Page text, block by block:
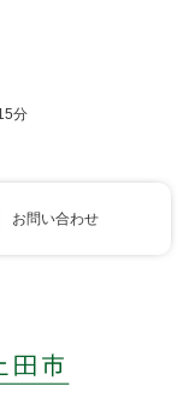
分
お問い合わせ